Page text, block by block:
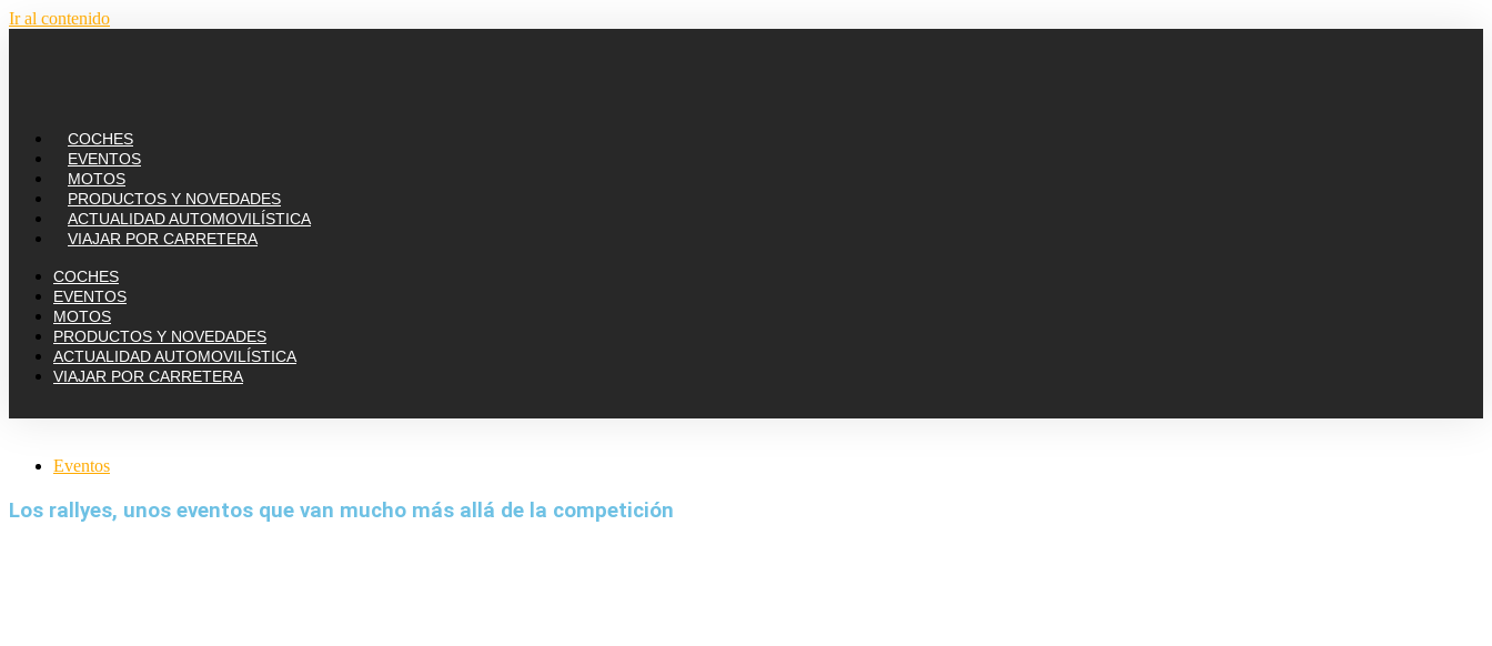
Ir al contenido
COCHES
EVENTOS
MOTOS
PRODUCTOS Y NOVEDADES
ACTUALIDAD AUTOMOVILÍSTICA
VIAJAR POR CARRETERA
COCHES
EVENTOS
MOTOS
PRODUCTOS Y NOVEDADES
ACTUALIDAD AUTOMOVILÍSTICA
VIAJAR POR CARRETERA
Eventos
Los rallyes, unos eventos que van mucho más allá de la competición